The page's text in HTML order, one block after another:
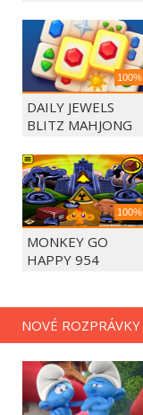
100%
DAILY JEWELS
BLITZ MAHJONG
100%
MONKEY GO
HAPPY 954
NOVÉ ROZPRÁVKY